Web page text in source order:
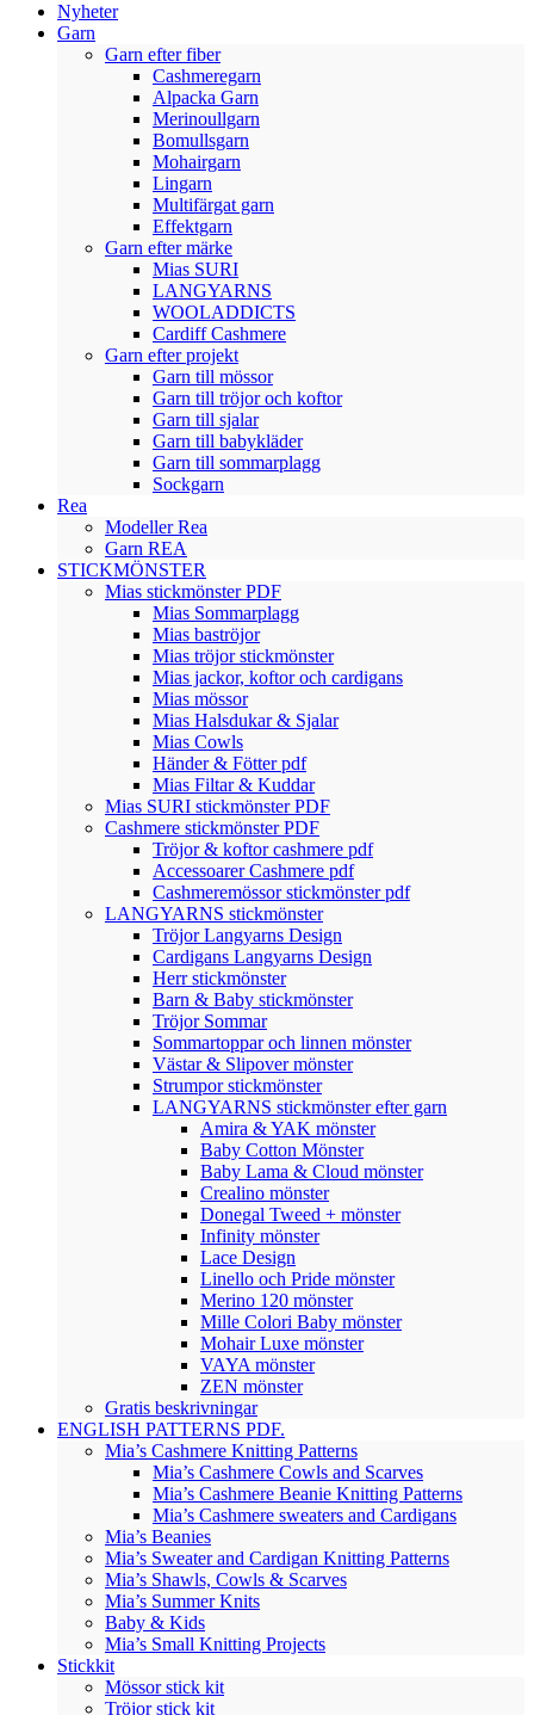
Nyheter
Garn
Garn efter fiber
Cashmeregarn
Alpacka Garn
Merinoullgarn
Bomullsgarn
Mohairgarn
Lingarn
Multifärgat garn
Effektgarn
Garn efter märke
Mias SURI
LANGYARNS
WOOLADDICTS
Cardiff Cashmere
Garn efter projekt
Garn till mössor
Garn till tröjor och koftor
Garn till sjalar
Garn till babykläder
Garn till sommarplagg
Sockgarn
Rea
Modeller Rea
Garn REA
STICKMÖNSTER
Mias stickmönster PDF
Mias Sommarplagg
Mias baströjor
Mias tröjor stickmönster
Mias jackor, koftor och cardigans
Mias mössor
Mias Halsdukar & Sjalar
Mias Cowls
Händer & Fötter pdf
Mias Filtar & Kuddar
Mias SURI stickmönster PDF
Cashmere stickmönster PDF
Tröjor & koftor cashmere pdf
Accessoarer Cashmere pdf
Cashmeremössor stickmönster pdf
LANGYARNS stickmönster
Tröjor Langyarns Design
Cardigans Langyarns Design
Herr stickmönster
Barn & Baby stickmönster
Tröjor Sommar
Sommartoppar och linnen mönster
Västar & Slipover mönster
Strumpor stickmönster
LANGYARNS stickmönster efter garn
Amira & YAK mönster
Baby Cotton Mönster
Baby Lama & Cloud mönster
Crealino mönster
Donegal Tweed + mönster
Infinity mönster
Lace Design
Linello och Pride mönster
Merino 120 mönster
Mille Colori Baby mönster
Mohair Luxe mönster
VAYA mönster
ZEN mönster
Gratis beskrivningar
ENGLISH PATTERNS PDF.
Mia’s Cashmere Knitting Patterns
Mia’s Cashmere Cowls and Scarves
Mia’s Cashmere Beanie Knitting Patterns
Mia’s Cashmere sweaters and Cardigans
Mia’s Beanies
Mia’s Sweater and Cardigan Knitting Patterns
Mia’s Shawls, Cowls & Scarves
Mia’s Summer Knits
Baby & Kids
Mia’s Small Knitting Projects
Stickkit
Mössor stick kit
Tröjor stick kit